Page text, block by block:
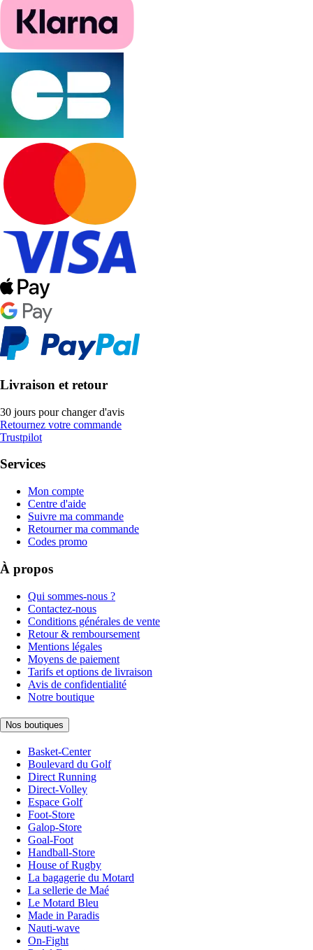
Livraison et retour
30 jours pour changer d'avis
Retournez votre commande
Trustpilot
Services
Mon compte
Centre d'aide
Suivre ma commande
Retourner ma commande
Codes promo
À propos
Qui sommes-nous ?
Contactez-nous
Conditions générales de vente
Retour & remboursement
Mentions légales
Moyens de paiement
Tarifs et options de livraison
Avis de confidentialité
Notre boutique
Nos boutiques
Basket-Center
Boulevard du Golf
Direct Running
Direct-Volley
Espace Golf
Foot-Store
Galop-Store
Goal-Foot
Handball-Store
House of Rugby
La bagagerie du Motard
La sellerie de Maé
Le Motard Bleu
Made in Paradis
Nauti-wave
On-Fight